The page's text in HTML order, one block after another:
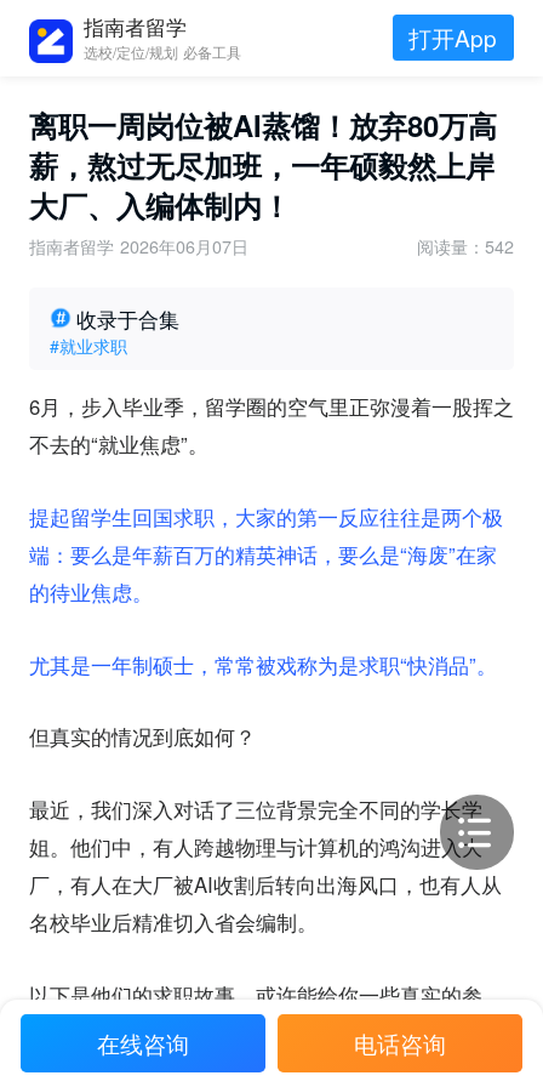
指南者留学
选校/定位/规划 必备工具 打开App
离职一周岗位被AI蒸馏！放弃80万高
薪，熬过无尽加班，一年硕毅然上岸
大厂、入编体制内！
指南者留学 2026年06月07日 阅读量：542
收录于合集
#就业求职
6月，步入毕业季，留学圈的空气里正弥漫着一股挥之
不去的“就业焦虑”。
提起留学生回国求职，大家的第一反应往往是两个极
端：要么是年薪百万的精英神话，要么是“海废”在家
的待业焦虑。
尤其是一年制硕士，常常被戏称为是求职“快消品”。
但真实的情况到底如何？
最近，我们深入对话了三位背景完全不同的学长学
姐。他们中，有人跨越物理与计算机的鸿沟进入大
厂，有人在大厂被AI收割后转向出海风口，也有人从
名校毕业后精准切入省会编制。
以下是他们的求职故事，或许能给你一些真实的参
在线咨询 电话咨询